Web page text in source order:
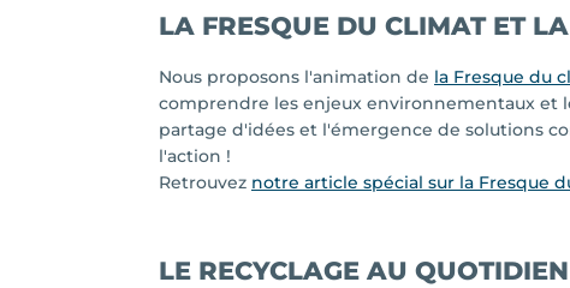
LA FRESQUE DU CLIMAT ET
Nous proposons l'animation de la Fresque du
comprendre les enjeux environnementaux et
partage d'idées et l'émergence de solutions
l'action !
Retrouvez notre article spécial sur la Fresque
LE RECYCLAGE AU QUOTIDIEN